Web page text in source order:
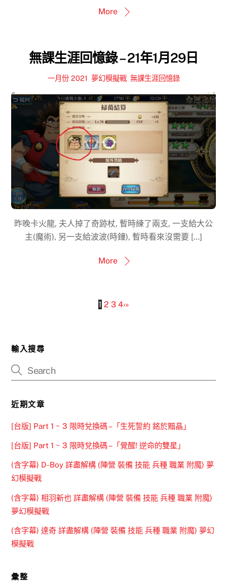
More
無課生涯回憶錄 – 21年1月29日
一月份 2021 夢幻模擬戰, 無課生涯回憶錄
昨晚卡火龍, 夫人掉了奇跡杖, 暫時練了兩支, 一支給大公
主(魔術), 另一支給波波(時鐘), 暫時看來沒需要 […]
More
1 2 3 4›»
輸入搜尋
近期文章
[台版] Part 1 ~ 3 限時兌換碼 –「生死誓約 銘於黯晶」
[台版] Part 1 ~ 3 限時兌換碼 –「覺醒! 逆命的雙星」
(含字幕) D-Boy 詳盡解構 (陣營 裝備 技能 兵種 職業 附魔) 夢
幻模擬戰
(含字幕) 相羽新也 詳盡解構 (陣營 裝備 技能 兵種 職業 附魔)
夢幻模擬戰
(含字幕) 達奇 詳盡解構 (陣營 裝備 技能 兵種 職業 附魔) 夢幻
模擬戰
彙整